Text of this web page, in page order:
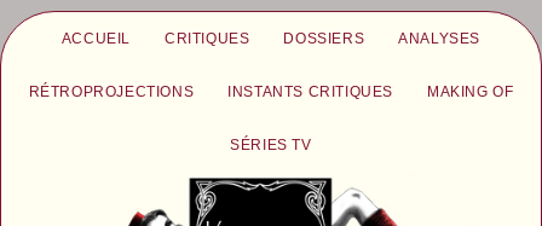
ACCUEIL CRITIQUES DOSSIERS ANALYSES
RÉTROPROJECTIONS INSTANTS CRITIQUES MAKING OF
SÉRIES TV